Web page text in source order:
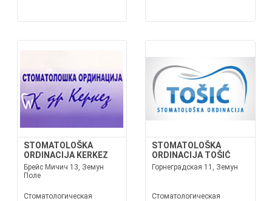
STOMATOLOŠKA
ORDINACIJA KERKEZ
Брейс Мичич 13, Земун
Поле
Стоматологическая
STOMATOLOŠKA
ORDINACIJA TOŠIĆ
Горнеградская 11, Земун
Стоматологическая